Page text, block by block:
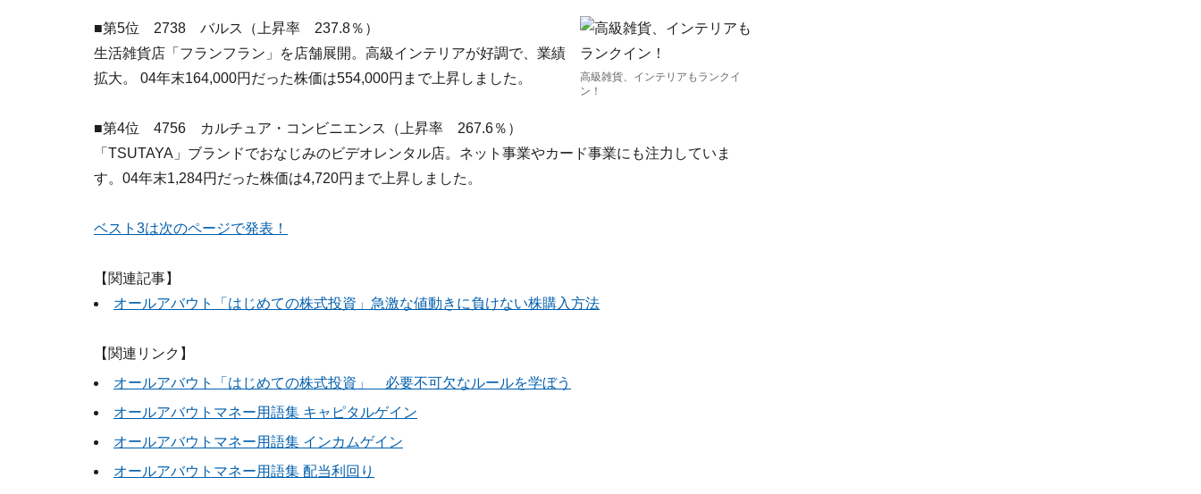
高級雑貨、インテリアもランクイ
ン！
■第5位 2738 バルス（上昇率 237.8％）
生活雑貨店「フランフラン」を店舗展開。高級インテリアが好調で、業績
拡大。 04年末164,000円だった株価は554,000円まで上昇しました。
■第4位 4756 カルチュア・コンビニエンス（上昇率 267.6％）
「TSUTAYA」ブランドでおなじみのビデオレンタル店。ネット事業やカード事業にも注力していま
す。04年末1,284円だった株価は4,720円まで上昇しました。
ベスト3は次のページで発表！
【関連記事】
オールアバウト「はじめての株式投資」急激な値動きに負けない株購入方法
【関連リンク】
オールアバウト「はじめての株式投資」 必要不可欠なルールを学ぼう
オールアバウトマネー用語集 キャピタルゲイン
オールアバウトマネー用語集 インカムゲイン
オールアバウトマネー用語集 配当利回り